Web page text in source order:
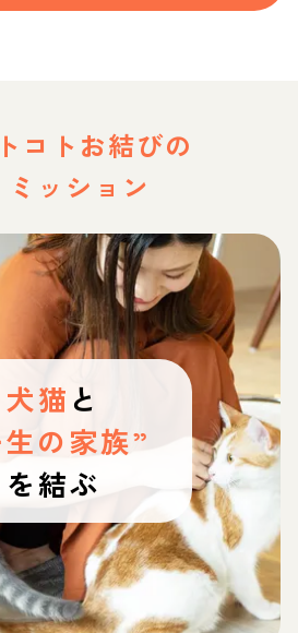
コトお結びの
ミッション
犬猫 と
の家族”
を結ぶ